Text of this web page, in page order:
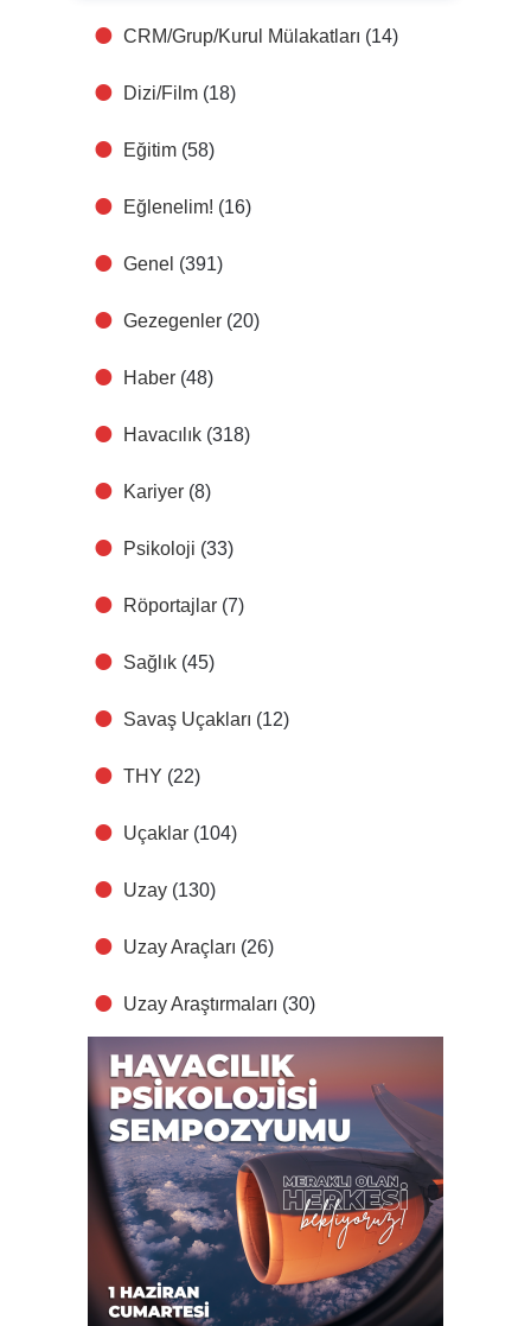
CRM/Grup/Kurul Mülakatları (14)
Dizi/Film (18)
Eğitim (58)
Eğlenelim! (16)
Genel (391)
Gezegenler (20)
Haber (48)
Havacılık (318)
Kariyer (8)
Psikoloji (33)
Röportajlar (7)
Sağlık (45)
Savaş Uçakları (12)
THY (22)
Uçaklar (104)
Uzay (130)
Uzay Araçları (26)
Uzay Araştırmaları (30)